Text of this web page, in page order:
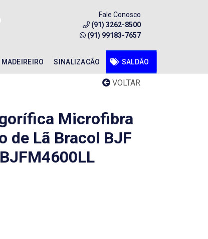
Fale Conosco
(91) 3262-8500
(91) 99183-7657
SINALIZACÃO SALDÃO
VOLTAR
Microfibra
de Lã Bracol BJF